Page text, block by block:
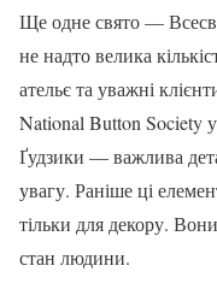
Ще одне свято —
не надто велика
ательє та уважні
National Button Society
Ґудзики — важлива
увагу. Раніше ці
тільки для декору.
стан людини.